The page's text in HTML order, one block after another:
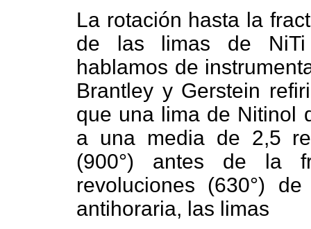
La rotación hasta la
de las limas de NiTi
hablamos de
Brantley y Gerstein
que una lima de Nitinol
a una media de 2,5
(900°) antes de la
revoluciones (630°)
antihoraria, las limas